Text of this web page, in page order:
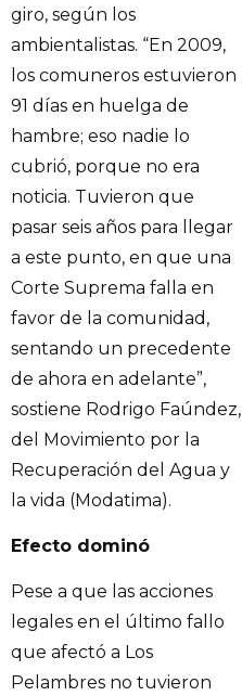
giro, según los
ambientalistas. “En 2009,
los comuneros estuvieron
91 días en huelga de
hambre; eso nadie lo
cubrió, porque no era
noticia. Tuvieron que
pasar seis años para llegar
a este punto, en que una
Corte Suprema falla en
favor de la comunidad,
sentando un precedente
de ahora en adelante”,
sostiene Rodrigo Faúndez,
del Movimiento por la
Recuperación del Agua y
la vida (Modatima).
Efecto dominó
Pese a que las acciones
legales en el último fallo
que afectó a Los
Pelambres no tuvieron